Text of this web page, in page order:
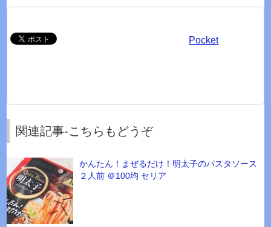
Pocket
関連記事-こちらもどうぞ
かんたん！まぜるだけ！明太子のパスタソース
２人前 ＠100均 セリア